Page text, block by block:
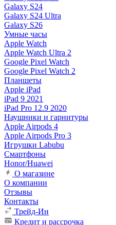
Galaxy S24
Galaxy S24 Ultra
Galaxy S26
Умные часы
Apple Watch
Apple Watch Ultra 2
Google Pixel Watch
Google Pixel Watch 2
Планшеты
Apple iPad
iPad 9 2021
iPad Pro 12.9 2020
Наушники и гарнитуры
Apple Airpods 4
Apple Airpods Pro 3
Игрушки Labubu
Смартфоны
Honor/Huawei
О магазине
О компании
Отзывы
Контакты
Трейд-Ин
Кредит и рассрочка